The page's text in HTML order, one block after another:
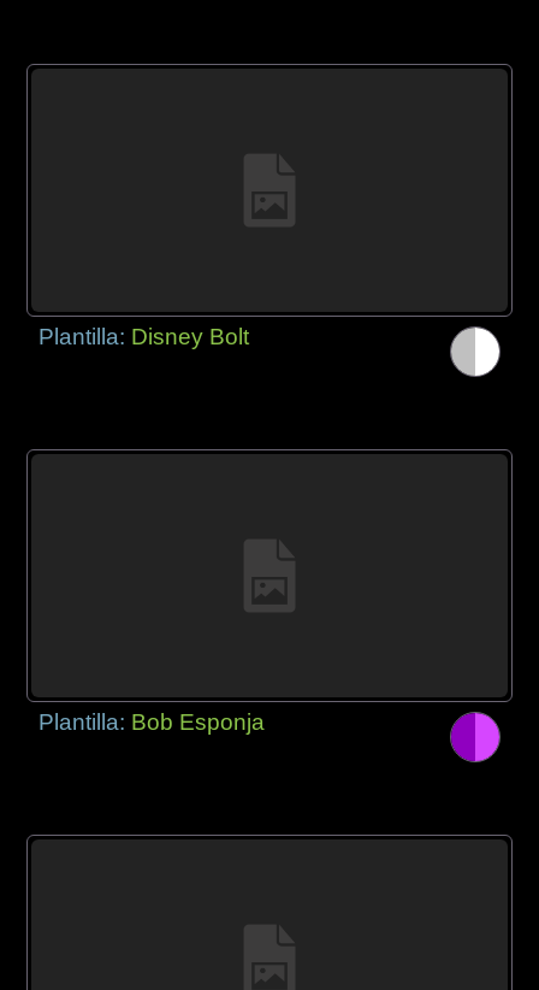
Plantilla: Disney Bolt
Plantilla: Bob Esponja